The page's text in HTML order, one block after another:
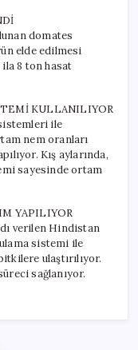
domates
elde edilmesi
8 ton hasat
KULLANILIYOR
ile
nem oranları
Kış aylarında,
sayesinde ortam
YAPILIYOR
verilen Hindistan
sistemi ile
ulaştırılıyor.
sağlanıyor.